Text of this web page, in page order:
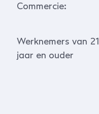
Commercie:
Werknemers van 21
jaar en ouder